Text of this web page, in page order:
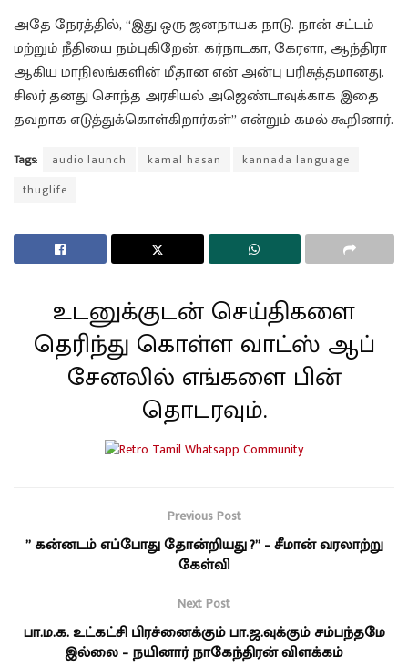
அதே நேரத்தில், “இது ஒரு ஜனநாயக நாடு. நான் சட்டம்
மற்றும் நீதியை நம்புகிறேன். கர்நாடகா, கேரளா, ஆந்திரா
ஆகிய மாநிலங்களின் மீதான என் அன்பு பரிசுத்தமானது.
சிலர் தனது சொந்த அரசியல் அஜெண்டாவுக்காக இதை
தவறாக எடுத்துக்கொள்கிறார்கள்” என்றும் கமல் கூறினார்.
Tags: audio launch kamal hasan
kannada language
thuglife
உடனுக்குடன் செய்திகளை
தெரிந்து கொள்ள வாட்ஸ் ஆப்
சேனலில் எங்களை பின்
தொடரவும்.
Previous Post
” கன்னடம் எப்போது தோன்றியது ?” – சீமான் வரலாற்று
கேள்வி
Next Post
பா.ம.க. உட்கட்சி பிரச்னைக்கும் பா.ஜ.வுக்கும் சம்பந்தமே
இல்லை – நயினார் நாகேந்திரன் விளக்கம்